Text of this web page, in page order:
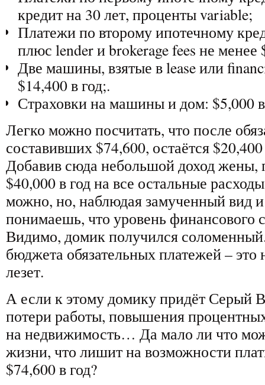
кредит на 30 лет, проценты variable;
Платежи по второму ипотечному
плюс lender и brokerage fees не менее
Две машины, взятые в lease или
$14,400 в год;.
Страховки на машины и дом: $5,000
Легко можно посчитать, что после
составивших $74,600, остаётся
Добавив сюда небольшой доход жены,
$40,000 в год на все остальные
можно, но, наблюдая замученный вид и
понимаешь, что уровень финансового
Видимо, домик получился
бюджета обязательных платежей – это
лезет.
А если к этому домику придёт Серый
потери работы, повышения
на недвижимость… Да мало ли что
жизни, что лишит на возможности
$74,600 в год?